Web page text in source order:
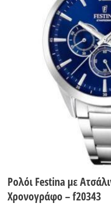
Ρολόι Festina με
Χρονογράφο – f20343